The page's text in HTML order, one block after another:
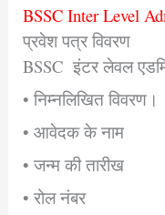
BSSC Inter Level
प्रवेश पत्र विवरण
BSSC इंटर लेवल
• निम्नलिखित विवरण।
• आवेदक के नाम
• जन्म की तारीख
• रोल नंबर